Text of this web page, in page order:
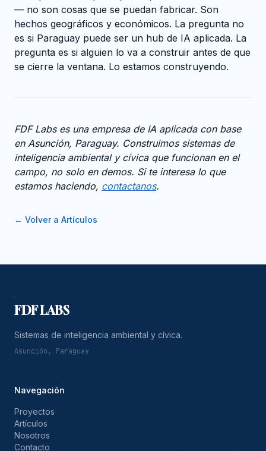
— no son cosas que se puedan fabricar. Son
hechos geográficos y económicos. La pregunta no
es si Paraguay puede ser un hub de IA aplicada. La
pregunta es si alguien lo va a construir antes de que
se cierre la ventana. Lo estamos construyendo.
FDF Labs es una empresa de IA aplicada con base
en Asunción, Paraguay. Construimos sistemas de
inteligencia ambiental y cívica que funcionan en el
campo, no solo en demos. Si te interesa lo que
estamos haciendo, contactanos.
← Volver a Artículos
FDF LABS
Sistemas de inteligencia ambiental y cívica.
Asunción, Paraguay
Navegación
Proyectos
Artículos
Nosotros
Contacto